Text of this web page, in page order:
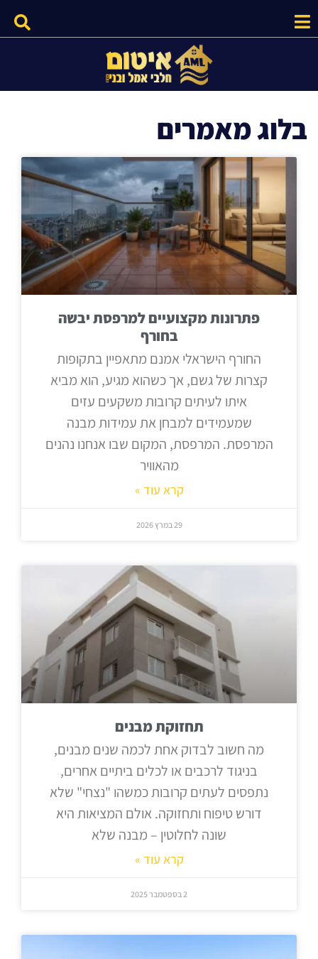
בלוג מאמרים
פתרונות מקצועיים למרפסת יבשה
בחורף
החורף הישראלי אמנם מתאפיין בתקופות
קצרות של גשם, אך כשהוא מגיע, הוא מביא
איתו לעיתים קרובות משקעים עזים
שמעמידים למבחן את עמידות מבנה
המרפסת. המרפסת, המקום שבו אנחנו נהנים
מהאוויר
קרא עוד »
29 במרץ 2026
תחזוקת מבנים
מה חשוב לבדוק אחת לכמה שנים מבנים,
בניגוד לרכבים או לכלים ביתיים אחרים,
נתפסים לעתים קרובות כמשהו "נצחי" שלא
דורש טיפוח ותחזוקה. אולם המציאות היא
שונה לחלוטין – מבנה שלא
קרא עוד »
2 בספטמבר 2025